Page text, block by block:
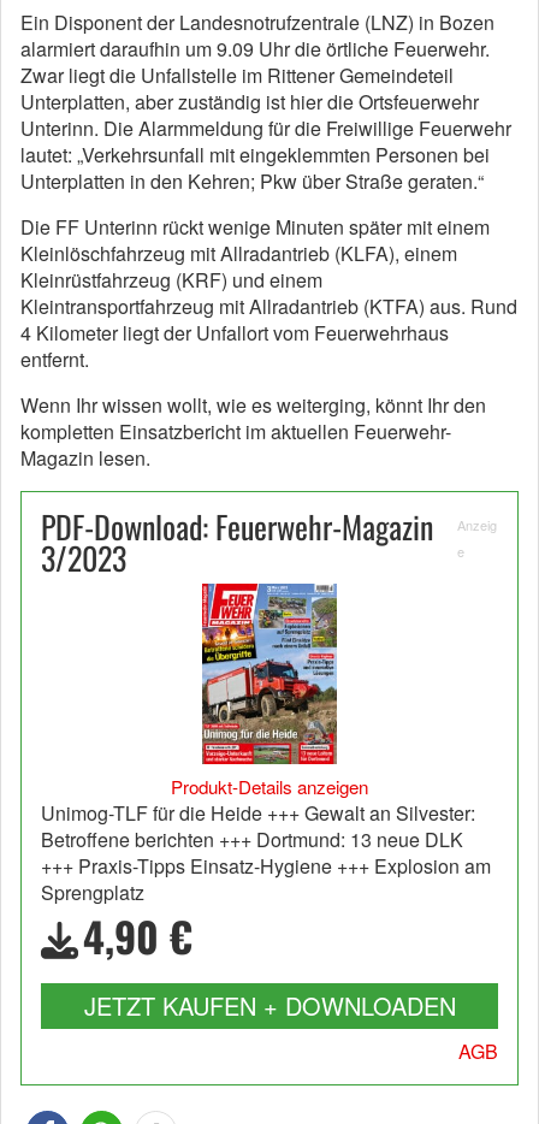
Ein Disponent der Landesnotrufzentrale (LNZ) in Bozen
alarmiert daraufhin um 9.09 Uhr die örtliche Feuerwehr.
Zwar liegt die Unfallstelle im Rittener Gemeindeteil
Unterplatten, aber zuständig ist hier die Ortsfeuerwehr
Unterinn. Die Alarmmeldung für die Freiwillige Feuerwehr
lautet: „Verkehrsunfall mit eingeklemmten Personen bei
Unterplatten in den Kehren; Pkw über Straße geraten.“
Die FF Unterinn rückt wenige Minuten später mit einem
Kleinlöschfahrzeug mit Allradantrieb (KLFA), einem
Kleinrüstfahrzeug (KRF) und einem
Kleintransportfahrzeug mit Allradantrieb (KTFA) aus. Rund
4 Kilometer liegt der Unfallort vom Feuerwehrhaus
entfernt.
Wenn Ihr wissen wollt, wie es weiterging, könnt Ihr den
kompletten Einsatzbericht im aktuellen Feuerwehr-
Magazin lesen.
PDF-Download: Feuerwehr-Magazin
3/2023
Anzeig
e
Produkt-Details anzeigen
Unimog-TLF für die Heide +++ Gewalt an Silvester:
Betroffene berichten +++ Dortmund: 13 neue DLK
+++ Praxis-Tipps Einsatz-Hygiene +++ Explosion am
Sprengplatz
4,90 €
JETZT KAUFEN + DOWNLOADEN
AGB